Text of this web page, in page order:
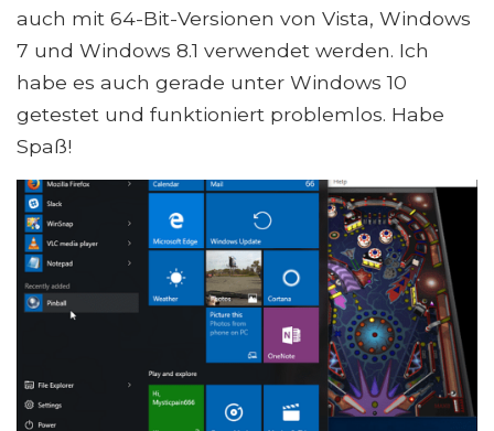
auch mit 64-Bit-Versionen von Vista, Windows
7 und Windows 8.1 verwendet werden. Ich
habe es auch gerade unter Windows 10
getestet und funktioniert problemlos. Habe
Spaß!